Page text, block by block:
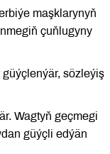
maşklarynyň
çuňlugyny
sözleýiş
Wagtyň geçmegi
güýçli edýän